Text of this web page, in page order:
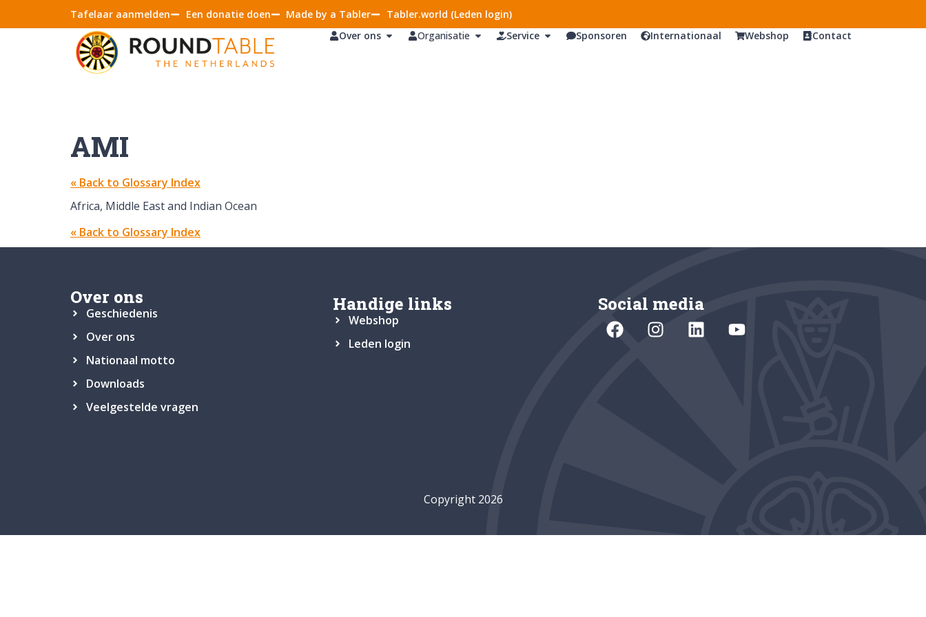
Tafelaar aanmelden Een donatie doen Made by a Tabler
Tabler.world (Leden login)
Over ons
Organisatie Service Sponsoren Internationaal Webshop Contact
AMI
« Back to Glossary Index
Africa, Middle East and Indian Ocean
« Back to Glossary Index
Over ons
Geschiedenis
Over ons
Nationaal motto
Downloads
Veelgestelde vragen
Handige links
Webshop
Leden login
Social media
Copyright 2026